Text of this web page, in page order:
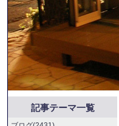
記事テーマ一覧